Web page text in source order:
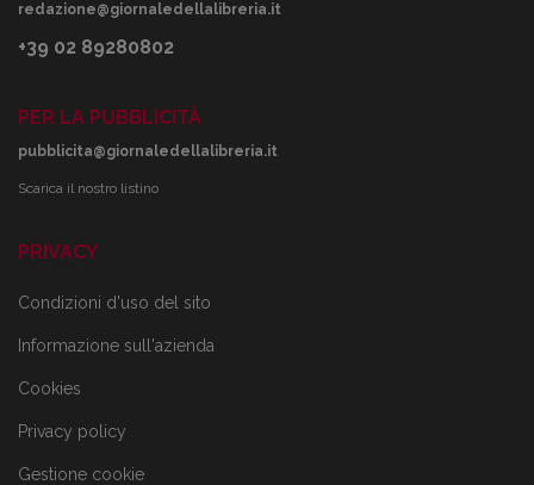
redazione@giornaledellalibreria.it
+39 02 89280802
PER LA PUBBLICITÀ
pubblicita@giornaledellalibreria.it
Scarica il nostro listino
PRIVACY
Condizioni d'uso del sito
Informazione sull'azienda
Cookies
Privacy policy
Gestione cookie